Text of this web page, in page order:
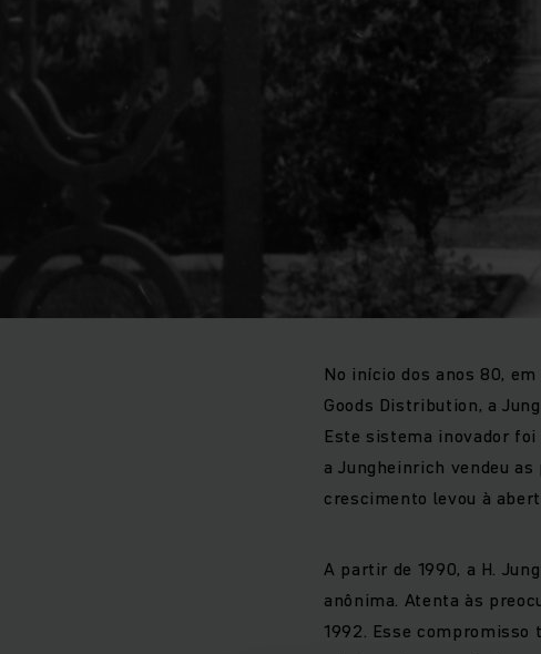
No início dos anos 80,
Goods Distribution, a
Este sistema inovador foi
a Jungheinrich vendeu
crescimento levou à
A partir de 1990, a H.
anônima. Atenta às
1992. Esse